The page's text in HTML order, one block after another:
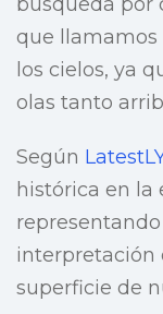
que llamamos
los cielos, ya
olas tanto
Según
histórica en la
interpretación
superficie de